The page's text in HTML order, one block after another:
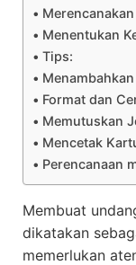
Menentukan
Tips:
Format dan
Memutuskan
Mencetak
Perencanaan
Membuat
dikatakan
memerlukan